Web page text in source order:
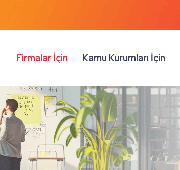
Firmalar İçin Kamu Kurumları İçin